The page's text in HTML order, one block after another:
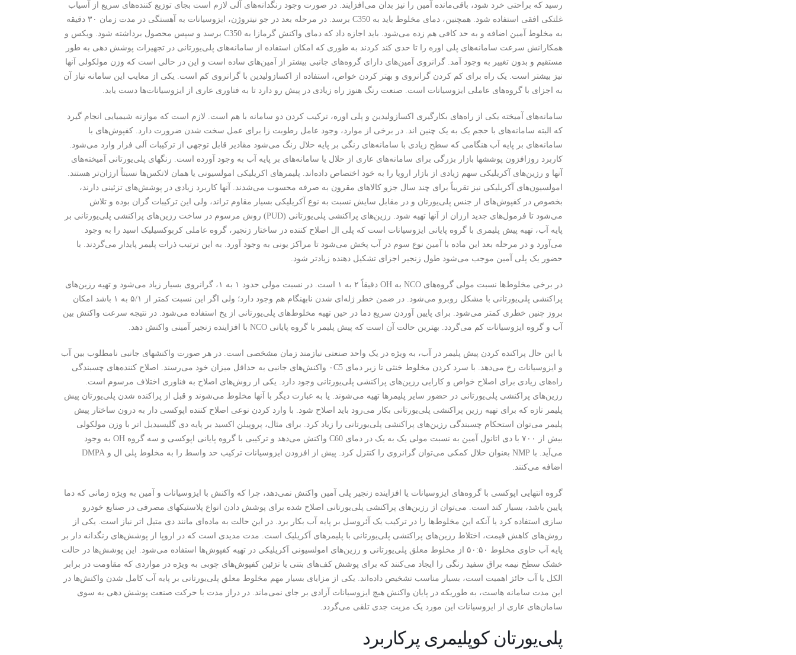
رسید که براحتی خرد شود، باقی‌مانده آمین را نیز بدان می‌افزایند. در صورت وجود رنگدانه‌های آلی لازم است بجای توزیع کننده‌های سریع از آسیاب
غلتکی افقی استفاده شود. همچنین، دمای مخلوط باید به C350 برسد. در مرحله بعد در جو نیتروژن، ایزوسیانات به آهستگی در مدت زمان ۳۰ دقیقه
به مخلوط آمین اضافه و به حد کافی هم زده می‌شود. باید اجازه داد که دمای واکنش گرمازا به C350 برسد و سپس محصول برداشته شود. ویکس و
همکارانش سرعت سامانه‌های پلی اوره را تا حدی کند کردند به طوری که امکان استفاده از سامانه‌های پلی‌یورتانی در تجهیزات پوشش دهی به طور
مستقیم و بدون تغییر به وجود آمد. گرانروی آمین‌های دارای گروه‌های جانبی بیشتر از آمین‌های ساده است و این در حالی است که وزن مولکولی آنها
نیز بیشتر است. یک راه برای کم کردن گرانروی و بهتر کردن خواص، استفاده از اکسازولیدین با گرانروی کم است. یکی از معایب این سامانه نیاز آن
به اجزای با گروه‌های عاملی ایزوسیانات است. صنعت رنگ هنوز راه زیادی در پیش رو دارد تا به فناوری عاری از ایزوسیانات‌ها دست یابد.
سامانه‌های آمیخته یکی از راه‌های بکارگیری اکسازولیدین و پلی اوره، ترکیب کردن دو سامانه با هم است. لازم است که موازنه شیمیایی انجام گیرد
که البته سامانه‌های با حجم یک به یک چنین اند. در برخی از موارد، وجود عامل رطوبت زا برای عمل سخت شدن ضرورت دارد. کفپوش‌های با
سامانه‌های بر پایه آب هنگامی که سطح زیادی با سامانه‌های رنگی بر پایه حلال رنگ می‌شود مقادیر قابل توجهی از ترکیبات آلی فرار وارد می‌شود.
کاربرد روزافزون پوششها بازار بزرگی برای سامانه‌های عاری از حلال یا سامانه‌های بر پایه آب به وجود آورده است. رنگهای پلی‌یورتانی آمیخته‌های
آنها و رزین‌های آکریلیکی سهم زیادی از بازار اروپا را به خود اختصاص داده‌اند. پلیمرهای اکریلیکی امولسیونی یا همان لاتکس‌ها نسبتاً ارزان‌تر هستند.
امولسیون‌های آکریلیکی نیز تقریباً برای چند سال جزو کالاهای مقرون به صرفه محسوب می‌شدند. آنها کاربرد زیادی در پوشش‌های تزئینی دارند،
بخصوص در کفپوش‌های از جنس پلی‌یورتان و در مقابل سایش نسبت به نوع آکریلیکی بسیار مقاوم تراند، ولی این ترکیبات گران بوده و تلاش
می‌شود تا فرمول‌های جدید ارزان از آنها تهیه شود. رزین‌های پراکنشی پلی‌یورتانی (PUD) روش مرسوم در ساخت رزین‌های پراکنشی پلی‌یورتانی بر
پایه آب، تهیه پیش پلیمری با گروه پایانی ایزوسیانات است که پلی ال اصلاح کننده در ساختار زنجیر، گروه عاملی کربوکسیلیک اسید را به وجود
می‌آورد و در مرحله بعد این ماده با آمین نوع سوم در آب پخش می‌شود تا مراکز یونی به وجود آورد. به این ترتیب ذرات پلیمر پایدار می‌گردند. با
حضور یک پلی آمین موجب می‌شود طول زنجیر اجزای تشکیل دهنده زیادتر شود.
در برخی مخلوط‌ها نسبت مولی گروه‌های NCO به OH دقیقاً ۲ به ۱ است. در نسبت مولی حدود ۱ به ۱، گرانروی بسیار زیاد می‌شود و تهیه رزین‌های
پراکنشی پلی‌یورتانی با مشکل روبرو می‌شود. در ضمن خطر ژله‌ای شدن نابهنگام هم وجود دارد؛ ولی اگر این نسبت کمتر از ۵/۱ به ۱ باشد امکان
بروز چنین خطری کمتر می‌شود. برای پایین آوردن سریع دما در حین تهیه مخلوط‌های پلی‌یورتانی از یخ استفاده می‌شود. در نتیجه سرعت واکنش بین
آب و گروه ایزوسیانات کم می‌گردد. بهترین حالت آن است که پیش پلیمر با گروه پایانی NCO با افزاینده زنجیر آمینی واکنش دهد.
با این حال پراکنده کردن پیش پلیمر در آب، به ویژه در یک واحد صنعتی نیازمند زمان مشخصی است. در هر صورت واکنشهای جانبی نامطلوب بین آب
و ایزوسیانات رخ می‌دهد. با سرد کردن مخلوط خنثی تا زیر دمای ۰C5 واکنش‌های جانبی به حداقل میزان خود می‌رسند. اصلاح کننده‌های چسبندگی
راه‌های زیادی برای اصلاح خواص و کارایی رزین‌های پراکنشی پلی‌یورتانی وجود دارد. یکی از روش‌های اصلاح به فناوری اختلاف مرسوم است.
رزین‌های پراکنشی پلی‌یورتانی در حضور سایر پلیمرها تهیه می‌شوند. یا به عبارت دیگر با آنها مخلوط می‌شوند و قبل از پراکنده شدن پلی‌یورتان پیش
پلیمر تازه که برای تهیه رزین پراکنشی پلی‌یورتانی بکار می‌رود باید اصلاح شود. با وارد کردن نوعی اصلاح کننده اپوکسی دار به درون ساختار پیش
پلیمر می‌توان استحکام چسبندگی رزین‌های پراکنشی پلی‌یورتانی را زیاد کرد. برای مثال، پروپیلن اکسید بر پایه دی گلیسیدیل اتر با وزن مولکولی
بیش از ۷۰۰ با دی اتانول آمین به نسبت مولی یک به یک در دمای C60 واکنش می‌دهد و ترکیبی با گروه پایانی اپوکسی و سه گروه OH به وجود
می‌آید. با NMP بعنوان حلال کمکی می‌توان گرانروی را کنترل کرد. پیش از افزودن ایزوسیانات ترکیب حد واسط را به مخلوط پلی ال و DMPA
اضافه می‌کنند.
گروه انتهایی اپوکسی با گروه‌های ایزوسیانات یا افزاینده زنجیر پلی آمین واکنش نمی‌دهد، چرا که واکنش با ایزوسیانات و آمین به ویژه زمانی که دما
پایین باشد، بسیار کند است. می‌توان از رزین‌های پراکنشی پلی‌یورتانی اصلاح شده برای پوشش دادن انواع پلاستیکهای مصرفی در صنایع خودرو
سازی استفاده کرد یا آنکه این مخلوط‌ها را در ترکیب یک آئروسل بر پایه آب بکار برد. در این حالت به ماده‌ای مانند دی متیل اتر نیاز است. یکی از
روش‌های کاهش قیمت، اختلاط رزین‌های پراکنشی پلی‌یورتانی با پلیمرهای آکریلیک است. مدت مدیدی است که در اروپا از پوشش‌های رنگدانه دار بر
پایه آب حاوی مخلوط ۵۰:۵۰ از مخلوط معلق پلی‌یورتانی و رزین‌های امولسیونی آکریلیکی در تهیه کفپوش‌ها استفاده می‌شود. این پوشش‌ها در حالت
خشک سطح نیمه براق سفید رنگی را ایجاد می‌کنند که برای پوشش کف‌های بتنی یا تزئین کفپوش‌های چوبی به ویژه در مواردی که مقاومت در برابر
الکل یا آب حائز اهمیت است، بسیار مناسب تشخیص داده‌اند. یکی از مزایای بسیار مهم مخلوط معلق پلی‌یورتانی بر پایه آب کامل شدن واکنش‌ها در
این مدت سامانه هاست، به طوریکه در پایان واکنش هیچ ایزوسیانات آزادی بر جای نمی‌ماند. در دراز مدت با حرکت صنعت پوشش دهی به سوی
سامان‌های عاری از ایزوسیانات این مورد یک مزیت جدی تلقی می‌گردد.
پلی‌یورتان کوپلیمری پرکاربرد